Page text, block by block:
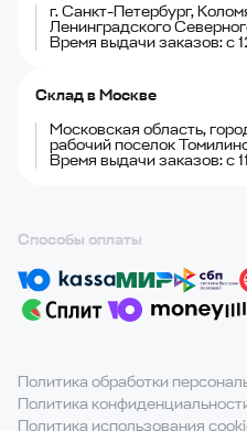
г. Санкт-Петербург,
Ленинградского
Время выдачи заказов: с
Склад в Москве
Московская область,
рабочий поселок
Время выдачи заказов: с
Способы оплаты
Политика обработки
Политика
Политика использования